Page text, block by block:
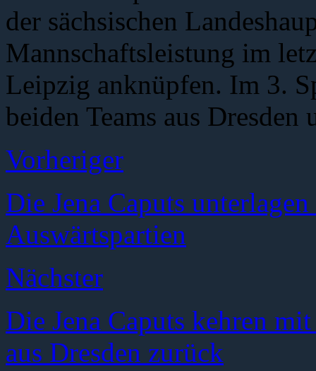
der sächsischen
Mannschaftsleistung im
Leipzig anknüpfen. Im 3.
beiden Teams aus
Vorheriger
Die Jena Caputs
Auswärtspartien
Nächster
Die Jena Caputs kehren
aus Dresden zurück